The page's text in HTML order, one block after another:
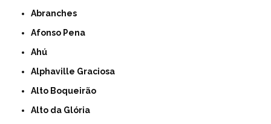
Abranches
Afonso Pena
Ahú
Alphaville Graciosa
Alto Boqueirão
Alto da Glória